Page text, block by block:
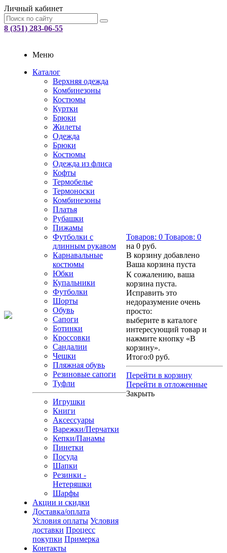
Личный кабинет
8 (351) 283-06-55
Меню
Каталог
Верхняя одежда
Комбинезоны
Костюмы
Куртки
Брюки
Жилеты
Одежда
Брюки
Костюмы
Одежда из флиса
Кофты
Термобелье
Термоноски
Комбинезоны
Платья
Рубашки
Пижамы
Футболки с
длинным рукавом
Карнавальные
костюмы
Юбки
Купальники
Футболки
Шорты
Обувь
Сапоги
Ботинки
Кроссовки
Сандалии
Чешки
Пляжная обувь
Резиновые сапоги
Туфли
Игрушки
Книги
Аксессуары
Варежки/Перчатки
Кепки/Панамы
Пинетки
Посуда
Шапки
Резинки -
Нетеряшки
Шарфы
Акции и скидки
Доставка/оплата
Условия оплаты Условия
доставки Процесс
покупки Примерка
Контакты
Товаров: 0 Товаров: 0
на 0 руб.
В корзину добавлено
Ваша корзина пуста
К сожалению, ваша
корзина пуста.
Исправить это
недоразумение очень
просто:
выберите в каталоге
интересующий товар и
нажмите кнопку «В
корзину».
Итого:0 руб.
Перейти в корзину
Перейти в отложенные
Закрыть